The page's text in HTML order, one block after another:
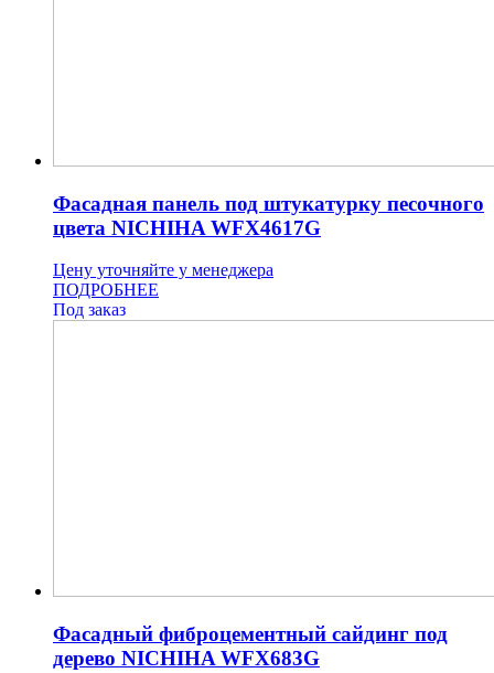
Фасадная панель под штукатурку песочного
цвета NICHIHA WFX4617G
Цену уточняйте у менеджера
ПОДРОБНЕЕ
Под заказ
Фасадный фиброцементный сайдинг под
дерево NICHIHA WFX683G